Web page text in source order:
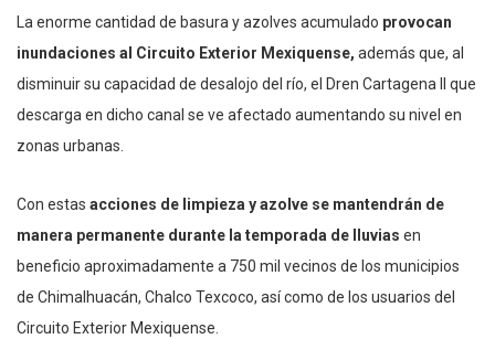
La enorme cantidad de basura y azolves acumulado provocan
inundaciones al Circuito Exterior Mexiquense, además que, al
disminuir su capacidad de desalojo del río, el Dren Cartagena II que
descarga en dicho canal se ve afectado aumentando su nivel en
zonas urbanas.
Con estas acciones de limpieza y azolve se mantendrán de
manera permanente durante la temporada de lluvias en
beneficio aproximadamente a 750 mil vecinos de los municipios
de Chimalhuacán, Chalco Texcoco, así como de los usuarios del
Circuito Exterior Mexiquense.